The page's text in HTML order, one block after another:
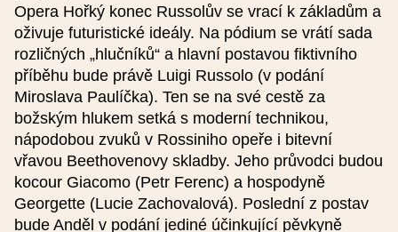
Opera Hořký konec Russolův se vrací k základům a
oživuje futuristické ideály. Na pódium se vrátí sada
rozličných „hlučníků“ a hlavní postavou fiktivního
příběhu bude právě Luigi Russolo (v podání
Miroslava Paulíčka). Ten se na své cestě za
božským hlukem setká s moderní technikou,
nápodobou zvuků v Rossiniho opeře i bitevní
vřavou Beethovenovy skladby. Jeho průvodci budou
kocour Giacomo (Petr Ferenc) a hospodyně
Georgette (Lucie Zachovalová). Poslední z postav
bude Anděl v podání jediné účinkující pěvkyně
Město
PSČ
Jméno